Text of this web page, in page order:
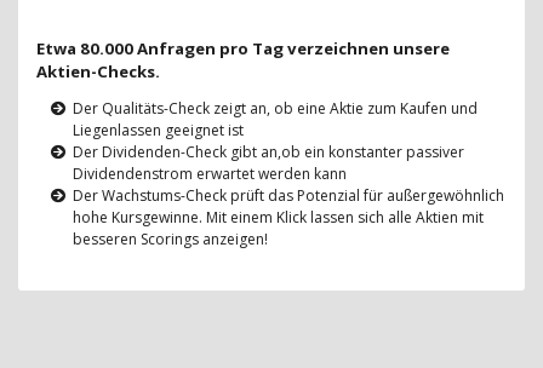
Etwa 80.000 Anfragen pro Tag verzeichnen unsere
Aktien-Checks.
Der Qualitäts-Check zeigt an, ob eine Aktie zum Kaufen und
Liegenlassen geeignet ist
Der Dividenden-Check gibt an,ob ein konstanter passiver
Dividendenstrom erwartet werden kann
Der Wachstums-Check prüft das Potenzial für außergewöhnlich
hohe Kursgewinne. Mit einem Klick lassen sich alle Aktien mit
besseren Scorings anzeigen!